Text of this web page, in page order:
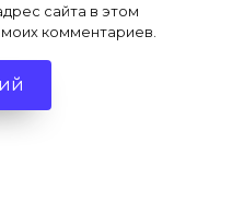
сайта в этом
комментариев.